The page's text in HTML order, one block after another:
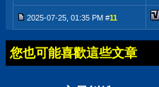
2025-07-25, 01:35 PM #11
您也可能喜歡這些文章